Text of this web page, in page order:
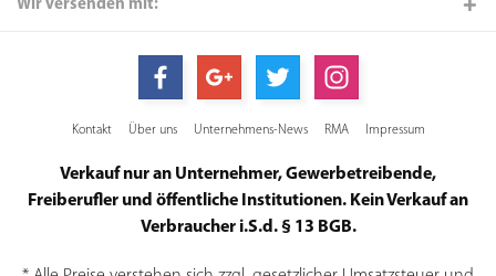
Wir versenden mit:
Kontakt Über uns Unternehmens-News RMA Impressum
Verkauf nur an Unternehmer, Gewerbetreibende,
Freiberufler und öffentliche Institutionen. Kein Verkauf an
Verbraucher i.S.d. § 13 BGB.